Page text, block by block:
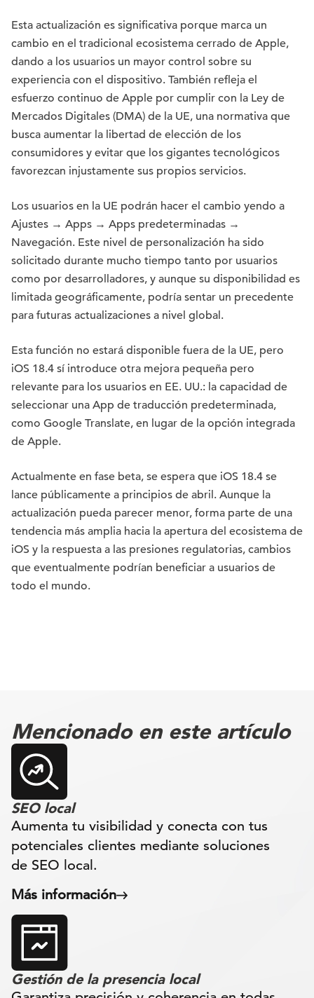
Esta actualización es significativa porque marca un
cambio en el tradicional ecosistema cerrado de Apple,
dando a los usuarios un mayor control sobre su
experiencia con el dispositivo. También refleja el
esfuerzo continuo de Apple por cumplir con la Ley de
Mercados Digitales (DMA) de la UE, una normativa que
busca aumentar la libertad de elección de los
consumidores y evitar que los gigantes tecnológicos
favorezcan injustamente sus propios servicios.
Los usuarios en la UE podrán hacer el cambio yendo a
Ajustes → Apps → Apps predeterminadas →
Navegación. Este nivel de personalización ha sido
solicitado durante mucho tiempo tanto por usuarios
como por desarrolladores, y aunque su disponibilidad es
limitada geográficamente, podría sentar un precedente
para futuras actualizaciones a nivel global.
Esta función no estará disponible fuera de la UE, pero
iOS 18.4 sí introduce otra mejora pequeña pero
relevante para los usuarios en EE. UU.: la capacidad de
seleccionar una App de traducción predeterminada,
como Google Translate, en lugar de la opción integrada
de Apple.
Actualmente en fase beta, se espera que iOS 18.4 se
lance públicamente a principios de abril. Aunque la
actualización pueda parecer menor, forma parte de una
tendencia más amplia hacia la apertura del ecosistema de
iOS y la respuesta a las presiones regulatorias, cambios
que eventualmente podrían beneficiar a usuarios de
todo el mundo.
Mencionado en este artículo
SEO local
Aumenta tu visibilidad y conecta con tus
potenciales clientes mediante soluciones
de SEO local.
Más información
Gestión de la presencia local